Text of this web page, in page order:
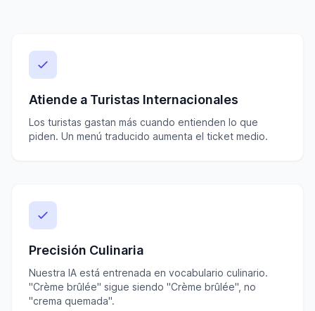
Atiende a Turistas Internacionales
Los turistas gastan más cuando entienden lo que
piden. Un menú traducido aumenta el ticket medio.
Precisión Culinaria
Nuestra IA está entrenada en vocabulario culinario.
"Crème brûlée" sigue siendo "Crème brûlée", no
"crema quemada".